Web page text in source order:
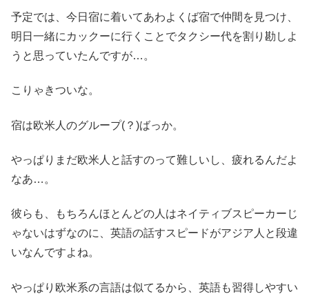
予定では、今日宿に着いてあわよくば宿で仲間を見つけ、
明日一緒にカックーに行くことでタクシー代を割り勘しよ
うと思っていたんですが…。
こりゃきついな。
宿は欧米人のグループ(？)ばっか。
やっぱりまだ欧米人と話すのって難しいし、疲れるんだよ
なあ…。
彼らも、もちろんほとんどの人はネイティブスピーカーじ
ゃないはずなのに、英語の話すスピードがアジア人と段違
いなんですよね。
やっぱり欧米系の言語は似てるから、英語も習得しやすい